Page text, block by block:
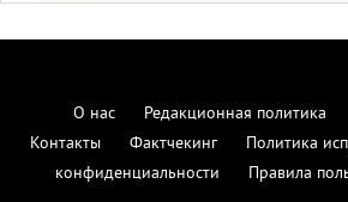
О нас Редакционная политика
Контакты
Фактчекинг Политика
конфиденциальности
Правила